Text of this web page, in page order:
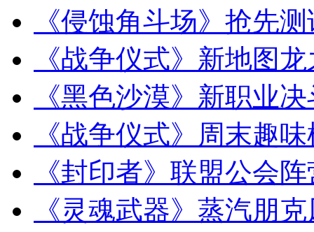
《侵蚀角斗场》抢先
《战争仪式》新地图
《黑色沙漠》新职业
《战争仪式》周末趣
《封印者》联盟公会
《灵魂武器》蒸汽朋